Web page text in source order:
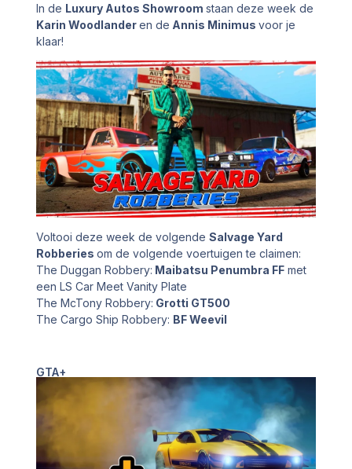
In de Luxury Autos Showroomstaan deze week de
Karin Woodlanderen de Annis Minimusvoor je
klaar!
Voltooi deze week de volgendeSalvage Yard
Robberiesom de volgende voertuigen te claimen:
The Duggan Robbery: Maibatsu Penumbra FF met
een LS Car Meet Vanity Plate
The McTony Robbery: Grotti GT500
The Cargo Ship Robbery: BF Weevil
GTA+